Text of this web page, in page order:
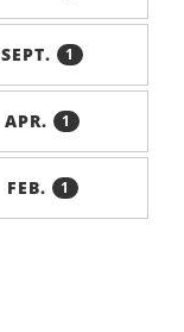
SEPT. 1
APR. 1
FEB. 1